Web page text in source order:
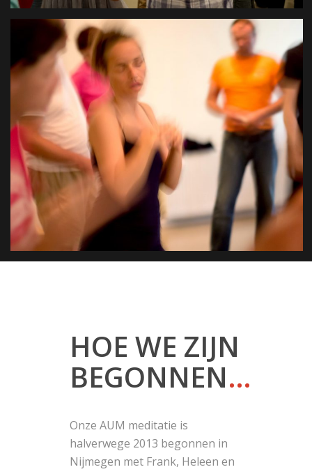
HOE WE ZIJN
BEGONNEN…
Onze AUM meditatie is
halverwege 2013 begonnen in
Nijmegen met Frank, Heleen en